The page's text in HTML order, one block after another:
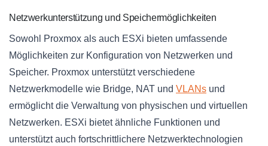
Netzwerkunterstützung und Speichermöglichkeiten
Sowohl Proxmox als auch ESXi bieten umfassende
Möglichkeiten zur Konfiguration von Netzwerken und
Speicher. Proxmox unterstützt verschiedene
Netzwerkmodelle wie Bridge, NAT und VLANs und
ermöglicht die Verwaltung von physischen und virtuellen
Netzwerken. ESXi bietet ähnliche Funktionen und
unterstützt auch fortschrittlichere Netzwerktechnologien